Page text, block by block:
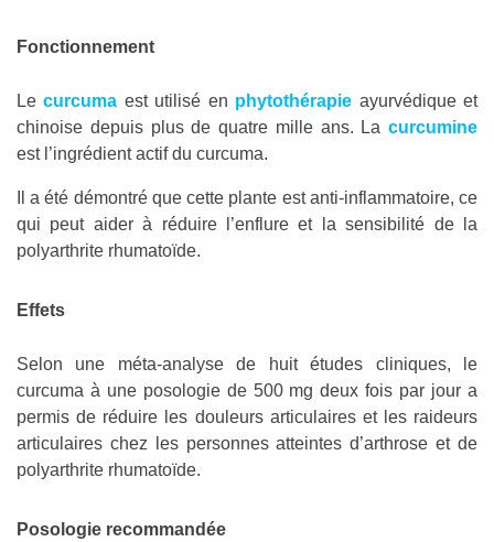
Fonctionnement
Lecurcuma est utilisé en phytothérapie ayurvédique et
chinoise depuis plus de quatre mille ans. La curcumine
est l’ingrédient actif du curcuma.
Il a été démontré que cette plante est anti-inflammatoire, ce
qui peut aider à réduire l’enflure et la sensibilité de la
polyarthrite rhumatoïde.
Effets
Selon une méta-analyse de huit études cliniques, le
curcuma à une posologie de 500 mg deux fois par jour a
permis de réduire les douleurs articulaires et les raideurs
articulaires chez les personnes atteintes d’arthrose et de
polyarthrite rhumatoïde.
Posologie recommandée